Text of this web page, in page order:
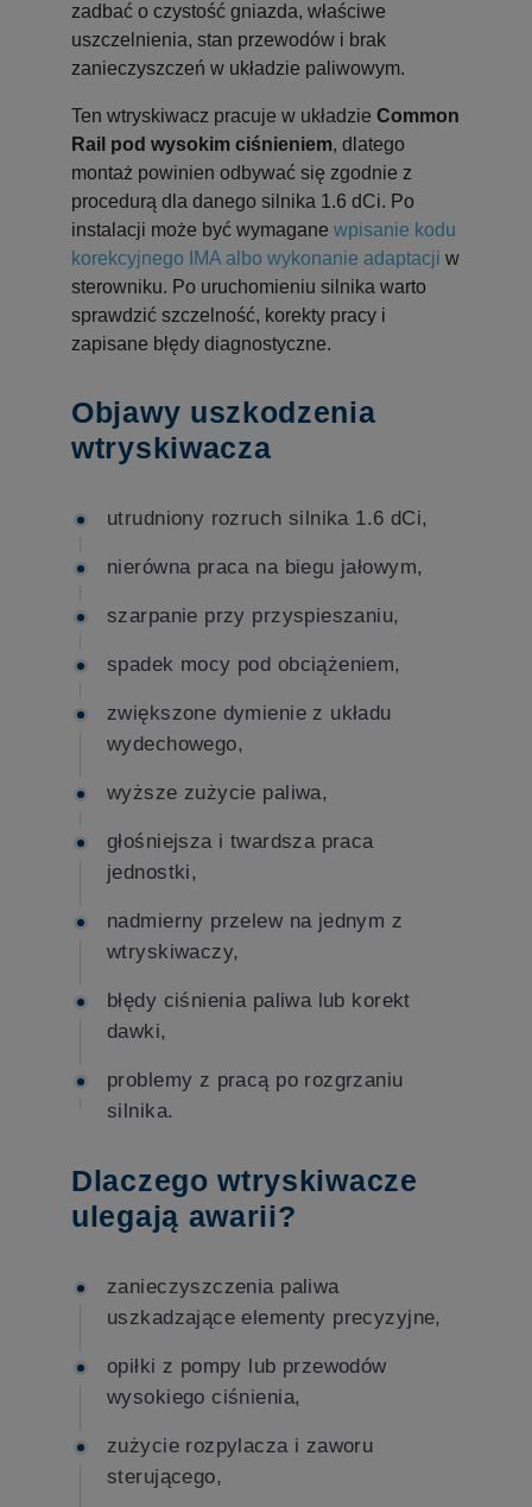
zadbać o czystość gniazda, właściwe
uszczelnienia, stan przewodów i brak
zanieczyszczeń w układzie paliwowym.
Ten wtryskiwacz pracuje w układzie Common
Rail pod wysokim ciśnieniem, dlatego
montaż powinien odbywać się zgodnie z
procedurą dla danego silnika 1.6 dCi. Po
instalacji może być wymagane wpisanie kodu
korekcyjnego IMA albo wykonanie adaptacji w
sterowniku. Po uruchomieniu silnika warto
sprawdzić szczelność, korekty pracy i
zapisane błędy diagnostyczne.
Objawy uszkodzenia
wtryskiwacza
utrudniony rozruch silnika 1.6 dCi,
nierówna praca na biegu jałowym,
szarpanie przy przyspieszaniu,
spadek mocy pod obciążeniem,
zwiększone dymienie z układu
wydechowego,
wyższe zużycie paliwa,
głośniejsza i twardsza praca
jednostki,
nadmierny przelew na jednym z
wtryskiwaczy,
błędy ciśnienia paliwa lub korekt
dawki,
problemy z pracą po rozgrzaniu
silnika.
Dlaczego wtryskiwacze
ulegają awarii?
zanieczyszczenia paliwa
uszkadzające elementy precyzyjne,
opiłki z pompy lub przewodów
wysokiego ciśnienia,
zużycie rozpylacza i zaworu
sterującego,